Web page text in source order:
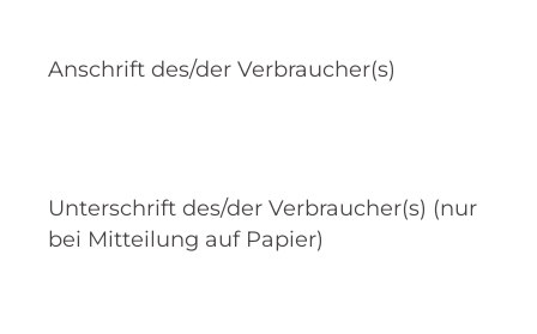
Anschrift des/der Verbraucher(s)
Unterschrift des/der Verbraucher(s) (nur
bei Mitteilung auf Papier)